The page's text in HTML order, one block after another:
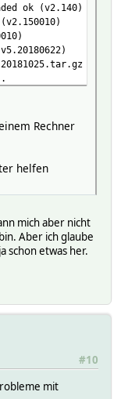
ok (v2.140)
20181025.tar.gz with
Rechner
helfen
mich aber nicht
Aber ich glaube
schon etwas her.
#10
mit